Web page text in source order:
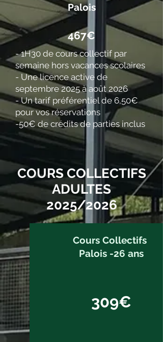
Palois
​467€
- 1H30 de cours collectif par
semaine hors vacances scolaires
- Une licence active de
septembre 2025 à août 2026
- Un tarif préférentiel de 6,50€
pour vos réservations
-50€ de crédits de parties inclus
COURS COLLECTIFS
ADULTES
2025/2026
Cours Collectifs
Palois -26 ans
309€